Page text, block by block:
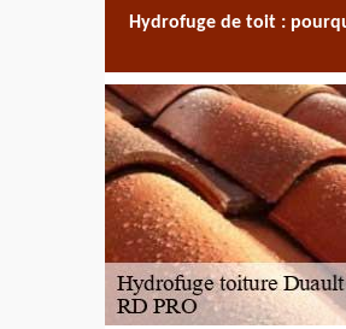
Hydrofuge de toit :